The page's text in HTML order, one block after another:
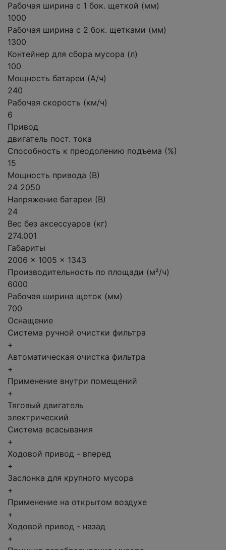
Рабочая ширина с 1 бок. щеткой (мм)
1000
Рабочая ширина с 2 бок. щетками (мм)
1300
Контейнер для сбора мусора (л)
100
Мощность батареи (А/ч)
240
Рабочая скорость (км/ч)
6
Привод
двигатель пост. тока
Способность к преодолению подъема (%)
15
Мощность привода (В)
24 2050
Напряжение батареи (В)
24
Вес без аксессуаров (кг)
274.001
Габариты
2006 x 1005 x 1343
Производительность по площади (м²/ч)
6000
Рабочая ширина щеток (мм)
700
Оснащение
Система ручной очистки фильтра
+
Автоматическая очистка фильтра
+
Применение внутри помещений
+
Тяговый двигатель
электрический
Система всасывания
+
Ходовой привод - вперед
+
Заслонка для крупного мусора
+
Применение на открытом воздухе
+
Ходовой привод - назад
+